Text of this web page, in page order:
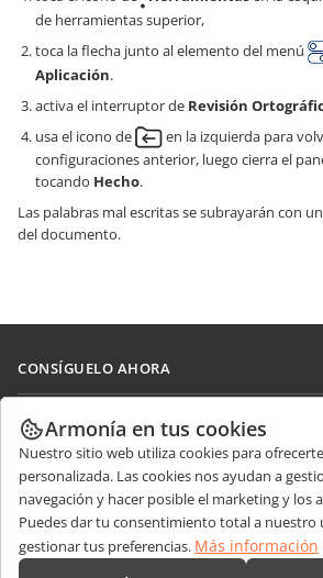
de herramientas superior,
toca la flecha junto al elemento del menú
Aplicación.
activa el interruptor de Revisión
usa el icono de
en la izquierda para
configuraciones anterior, luego cierra el
tocando Hecho.
Las palabras mal escritas se subrayarán con
del documento.
CONSÍGUELO AHORA
Docs
DocSpace
Workspace
Conectores
Aplicaciones de escritorio
COLABORAR
Para colaboradores
Para traductores
Para influencers
Vacantes
RECIBIR NOTICIAS
Blog
OBTENER AYUDA
Foro
Armonía en tus cookies
Nuestro sitio web utiliza cookies para
personalizada. Las cookies nos ayudan a
navegación y hacer posible el marketing y los
Puedes dar tu consentimiento total a nuestro
gestionar tus preferencias. Más información